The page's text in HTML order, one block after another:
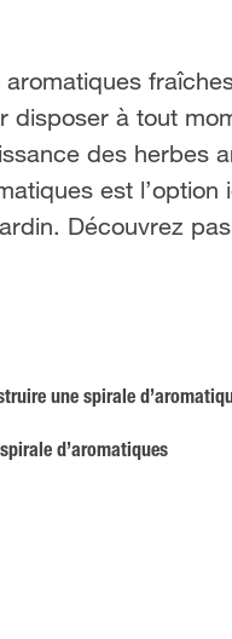
disposer à tout
des herbes
est l’option
Découvrez
une spirale
d’aromatiques